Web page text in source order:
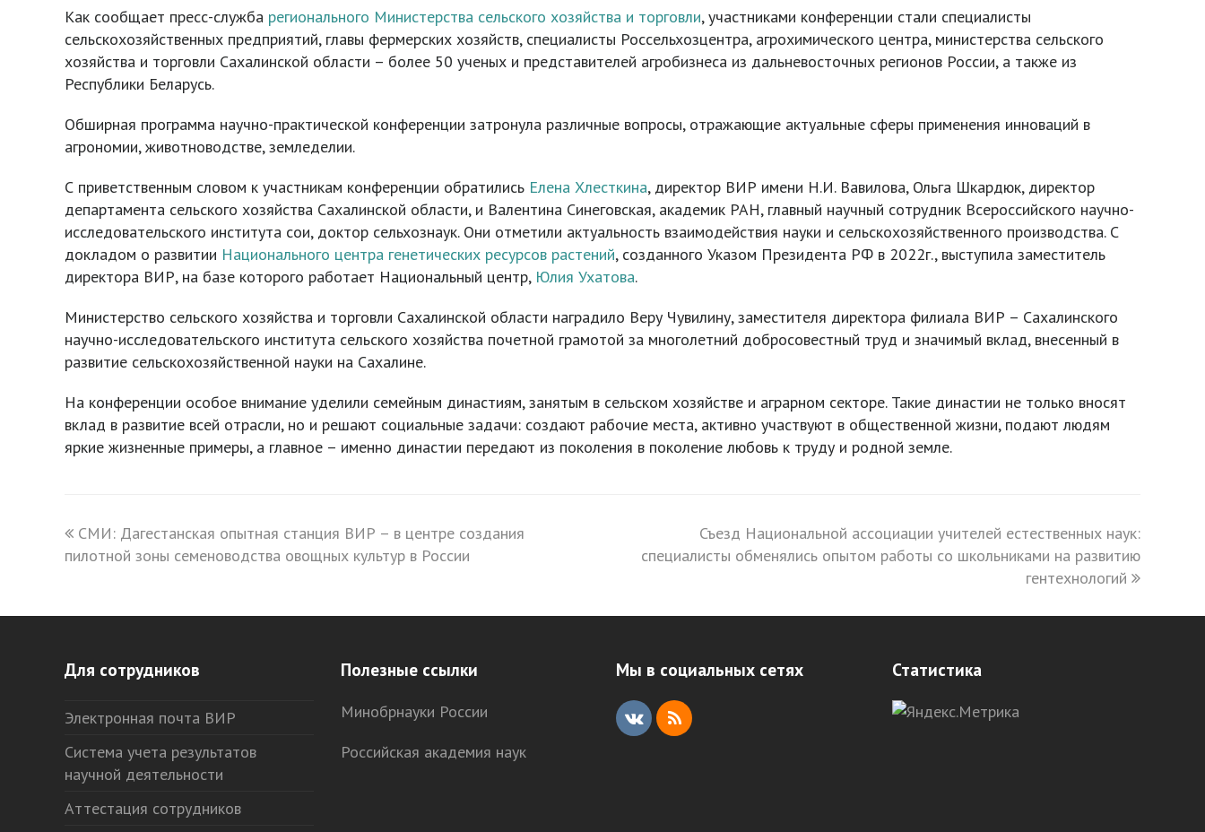
Как сообщает пресс-служба регионального Министерства сельского хозяйства и торговли, участниками конференции стали специалисты
сельскохозяйственных предприятий, главы фермерских хозяйств, специалисты Россельхозцентра, агрохимического центра, министерства сельского
хозяйства и торговли Сахалинской области – более 50 ученых и представителей агробизнеса из дальневосточных регионов России, а также из
Республики Беларусь.
Обширная программа научно-практической конференции затронула различные вопросы, отражающие актуальные сферы применения инноваций в
агрономии, животноводстве, земледелии.
С приветственным словом к участникам конференции обратились Елена Хлесткина, директор ВИР имени Н.И. Вавилова, Ольга Шкардюк, директор
департамента сельского хозяйства Сахалинской области, и Валентина Синеговская, академик РАН, главный научный сотрудник Всероссийского научно-
исследовательского института сои, доктор сельхознаук. Они отметили актуальность взаимодействия науки и сельскохозяйственного производства. С
докладом о развитии Национального центра генетических ресурсов растений, созданного Указом Президента РФ в 2022г., выступила заместитель
директора ВИР, на базе которого работает Национальный центр, Юлия Ухатова.
Министерство сельского хозяйства и торговли Сахалинской области наградило Веру Чувилину, заместителя директора филиала ВИР – Сахалинского
научно-исследовательского института сельского хозяйства почетной грамотой за многолетний добросовестный труд и значимый вклад, внесенный в
развитие сельскохозяйственной науки на Сахалине.
На конференции особое внимание уделили семейным династиям, занятым в сельском хозяйстве и аграрном секторе. Такие династии не только вносят
вклад в развитие всей отрасли, но и решают социальные задачи: создают рабочие места, активно участвуют в общественной жизни, подают людям
яркие жизненные примеры, а главное – именно династии передают из поколения в поколение любовь к труду и родной земле.
previous
post:
СМИ: Дагестанская опытная станция ВИР – в центре создания
пилотной зоны семеноводства овощных культур в России
next
post:
Съезд Национальной ассоциации учителей естественных наук:
специалисты обменялись опытом работы со школьниками на развитию
гентехнологий
Для сотрудников
Электронная почта ВИР
Система учета результатов
научной деятельности
Аттестация сотрудников
Полезные ссылки
Минобрнауки России
Российская академия наук
Мы в социальных сетях
V
R
Статистика